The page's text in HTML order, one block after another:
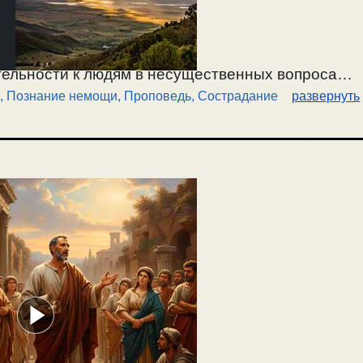
к людям в несущественных вопросах,
благоразумии при проповеди другим, и
и любви к людям. О снисходительности
снисходительности к другим; это
духе. Пример снисходительности к
Главное в проповеди другим не слова, а
чувствах, необходимых
, Познание немощи, Проповедь, Сострадание
развернуть